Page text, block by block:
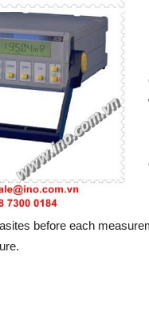
before each